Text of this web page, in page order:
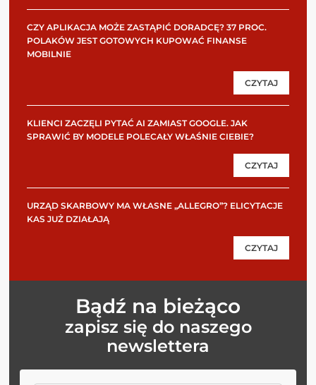
CZY APLIKACJA MOŻE ZASTĄPIĆ DORADCĘ? 37 PROC.
POLAKÓW JEST GOTOWYCH KUPOWAĆ FINANSE
MOBILNIE
CZYTAJ
KLIENCI ZACZĘLI PYTAĆ AI ZAMIAST GOOGLE. JAK
SPRAWIĆ BY MODELE POLECAŁY WŁAŚNIE CIEBIE?
CZYTAJ
URZĄD SKARBOWY MA WŁASNE „ALLEGRO”? ELICYTACJE
KAS JUŻ DZIAŁAJĄ
CZYTAJ
Bądź na bieżąco
zapisz się do naszego
newslettera